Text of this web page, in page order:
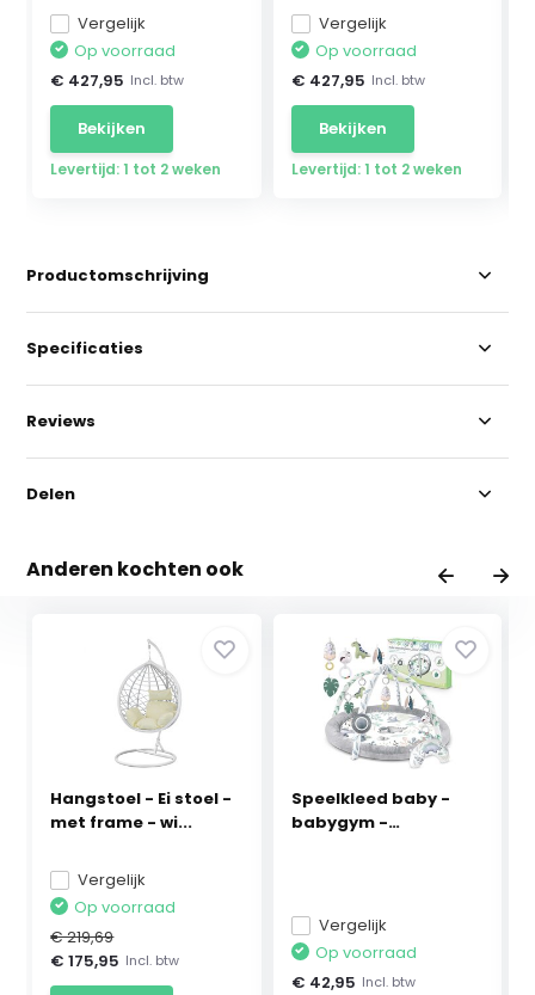
Vergelijk
Op voorraad
€ 427,95 Incl. btw
Bekijken
Levertijd: 1 tot 2 weken
Vergelijk
Op voorraad
€ 427,95 Incl. btw
Bekijken
Levertijd: 1 tot 2 weken
Productomschrijving
Specificaties
Reviews
Delen
Anderen kochten ook
Hangstoel - Ei stoel -
met frame - wi...
Vergelijk
Op voorraad
€ 219,69
€ 175,95 Incl. btw
Speelkleed baby -
babygym -
Vergelijk
Op voorraad
€ 42,95 Incl. btw